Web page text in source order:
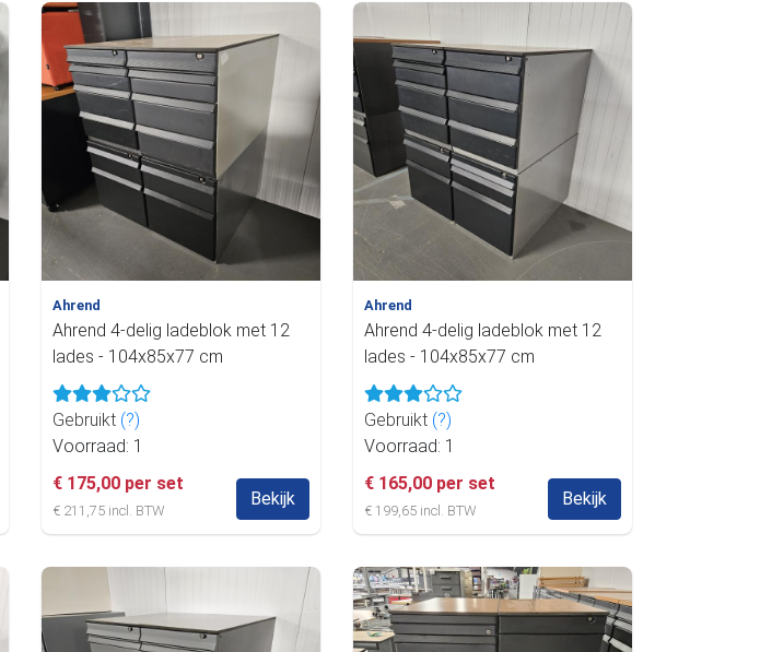
Ahrend
Ahrend 4-delig ladeblok met 12
lades - 104x85x77 cm
Gebruikt (?)
Voorraad: 1
€ 175,00 per set
€ 211,75 incl. BTW
Bekijk
Ahrend
Ahrend 4-delig ladeblok met 12
lades - 104x85x77 cm
Gebruikt (?)
Voorraad: 1
€ 165,00 per set
€ 199,65 incl. BTW
Bekijk